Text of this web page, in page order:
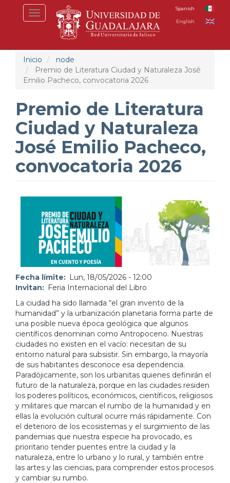
Toggle
navigation
Spanish
English
Inicio
node
Premio de Literatura Ciudad y Naturaleza José
Emilio Pacheco, convocatoria 2026
Premio de Literatura
Ciudad y Naturaleza
José Emilio Pacheco,
convocatoria 2026
Fecha límite
Lun, 18/05/2026 - 12:00
Invitan
Feria Internacional del Libro
La ciudad ha sido llamada “el gran invento de la
humanidad” y la urbanización planetaria forma parte de
una posible nueva época geológica que algunos
científicos denominan como Antropoceno. Nuestras
ciudades no existen en el vacío: necesitan de su
entorno natural para subsistir. Sin embargo, la mayoría
de sus habitantes desconoce esa dependencia.
Paradójicamente, son los urbanitas quienes definirán el
futuro de la naturaleza, porque en las ciudades residen
los poderes políticos, económicos, científicos, religiosos
y militares que marcan el rumbo de la humanidad y en
ellas la evolución cultural ocurre más rápidamente. Con
el deterioro de los ecosistemas y el surgimiento de las
pandemias que nuestra especie ha provocado, es
prioritario tender puentes entre la ciudad y la
naturaleza, entre lo urbano y lo rural, y también entre
las artes y las ciencias, para comprender estos procesos
y cambiar su rumbo.